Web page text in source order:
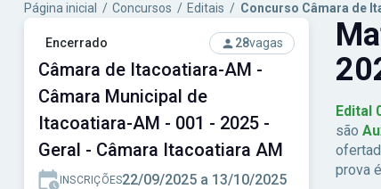
Página inicial / Concursos / Editais / Concurso Câmara de
Encerrado 28vagas
Câmara de Itacoatiara-AM -
Câmara Municipal de
Itacoatiara-AM - 001 - 2025 -
Geral - Câmara Itacoatiara AM
INSCRIÇÕES22/09/2025 a 13/10/2025
Edital
são
prova é